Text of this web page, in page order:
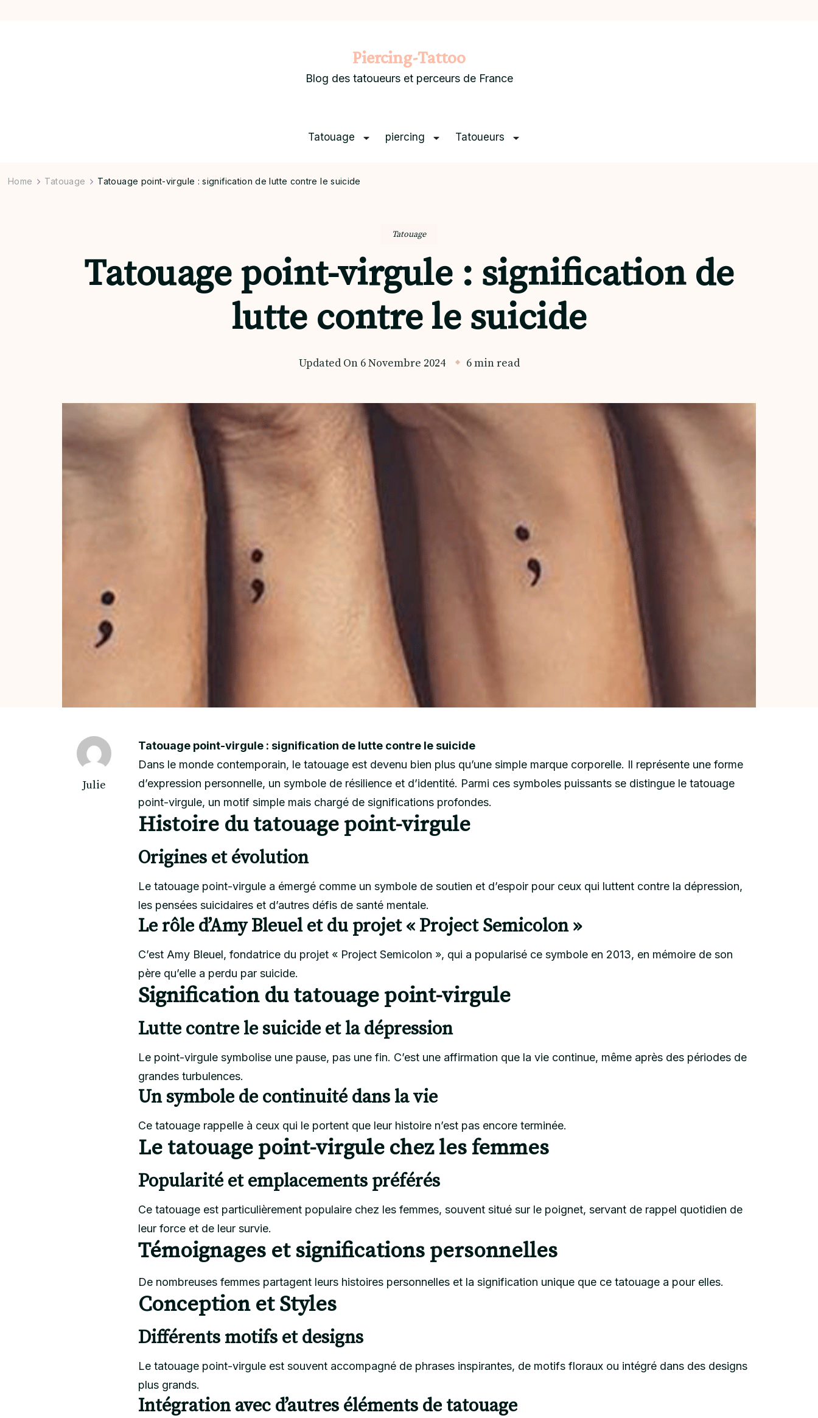
Piercing-Tattoo
Blog des tatoueurs et perceurs de France
Tatouage piercing Tatoueurs
Home Tatouage Tatouage point-virgule : signification de lutte contre le suicide
Tatouage
Tatouage point-virgule : signification de
lutte contre le suicide
Updated On 6 Novembre 2024 6 min read
Julie
Tatouage point-virgule : signification de lutte contre le suicide
Dans le monde contemporain, le tatouage est devenu bien plus qu’une simple marque corporelle. Il représente une forme
d’expression personnelle, un symbole de résilience et d’identité. Parmi ces symboles puissants se distingue le tatouage
point-virgule, un motif simple mais chargé de significations profondes.
Histoire du tatouage point-virgule
Origines et évolution
Le tatouage point-virgule a émergé comme un symbole de soutien et d’espoir pour ceux qui luttent contre la dépression,
les pensées suicidaires et d’autres défis de santé mentale.
Le rôle d’Amy Bleuel et du projet « Project Semicolon »
C’est Amy Bleuel, fondatrice du projet « Project Semicolon », qui a popularisé ce symbole en 2013, en mémoire de son
père qu’elle a perdu par suicide.
Signification du tatouage point-virgule
Lutte contre le suicide et la dépression
Le point-virgule symbolise une pause, pas une fin. C’est une affirmation que la vie continue, même après des périodes de
grandes turbulences.
Un symbole de continuité dans la vie
Ce tatouage rappelle à ceux qui le portent que leur histoire n’est pas encore terminée.
Le tatouage point-virgule chez les femmes
Popularité et emplacements préférés
Ce tatouage est particulièrement populaire chez les femmes, souvent situé sur le poignet, servant de rappel quotidien de
leur force et de leur survie.
Témoignages et significations personnelles
De nombreuses femmes partagent leurs histoires personnelles et la signification unique que ce tatouage a pour elles.
Conception et Styles
Différents motifs et designs
Le tatouage point-virgule est souvent accompagné de phrases inspirantes, de motifs floraux ou intégré dans des designs
plus grands.
Intégration avec d’autres éléments de tatouage